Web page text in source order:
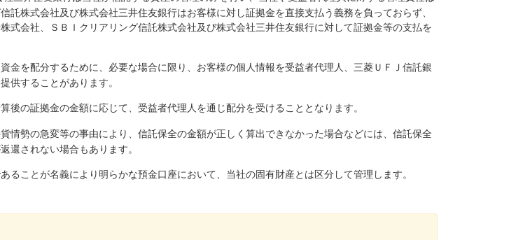
株式会社及び株式会社三井住友銀行はお客様に対し証拠金を直接支払う義務を負っておらず、
会社、ＳＢＩクリアリング信託株式会社及び株式会社三井住友銀行に対して証拠金等の支払を
金を配分するために、必要な場合に限り、お客様の個人情報を受益者代理人、三菱ＵＦＪ信託銀
供することがあります。
の証拠金の金額に応じて、受益者代理人を通じ配分を受けることとなります。
情勢の急変等の事由により、信託保全の金額が正しく算出できなかった場合などには、信託保全
還されない場合もあります。
ことが名義により明らかな預金口座において、当社の固有財産とは区分して管理します。